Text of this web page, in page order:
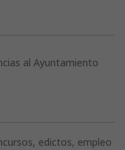
al Ayuntamiento
edictos, empleo